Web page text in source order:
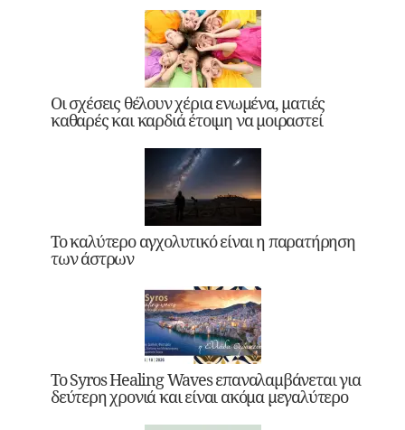
Οι σχέσεις θέλουν χέρια ενωμένα, ματιές
καθαρές και καρδιά έτοιμη να μοιραστεί
Το καλύτερο αγχολυτικό είναι η παρατήρηση
των άστρων
Το Syros Healing Waves επαναλαμβάνεται για
δεύτερη χρονιά και είναι ακόμα μεγαλύτερο